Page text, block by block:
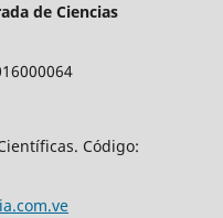
de Ciencias
Código: